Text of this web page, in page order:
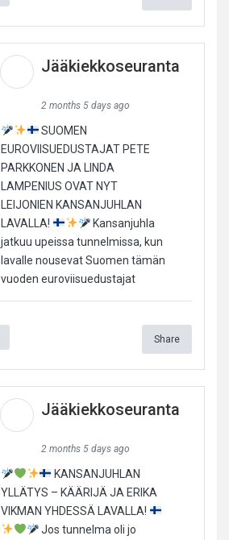
Jääkiekkoseuranta
2 months 5 days ago
SUOMEN
EUROVIISUEDUSTAJAT PETE
PARKKONEN JA LINDA
LAMPENIUS OVAT NYT
LEIJONIEN KANSANJUHLAN
LAVALLA!
Kansanjuhla
jatkuu upeissa tunnelmissa, kun
lavalle nousevat Suomen tämän
vuoden euroviisuedustajat
Share
Jääkiekkoseuranta
2 months 5 days ago
KANSANJUHLAN
YLLÄTYS – KÄÄRIJÄ JA ERIKA
VIKMAN YHDESSÄ LAVALLA!
Jos tunnelma oli jo